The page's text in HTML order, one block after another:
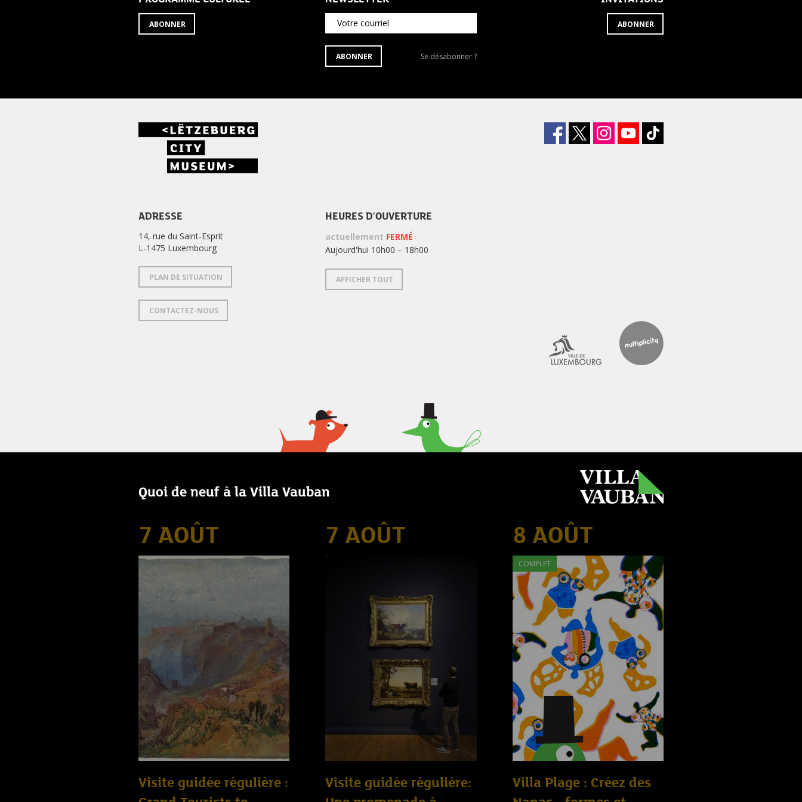
ABONNER Votre courriel
S'ABONNER
À
ABONNER
Se
newsletter
Se désabonner ?
ABONNER
ADRESSE
14, rue du Saint-Esprit
L-1475 Luxembourg
PLAN DE SITUATION
CONTACTEZ-NOUS
HEURES D'OUVERTURE
actuellement FERMÉ
Aujourd'hui 10h00 – 18h00
AFFICHER TOUT
Quoi de neuf à la Villa Vauban
7 AOÛT
Visite guidée régulière :
7 AOÛT
Visite guidée régulière:
8 AOÛT
COMPLET
Villa Plage : Créez des